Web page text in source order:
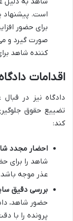
است. پیشنهاد
برای حضور
صورت گیرد و
کننده شاهد
اقدامات
دادگاه نیز در
تضییع حقوق
کند:
احضار مجدد
شاهد را برای
عذر موجه
بررسی دقیق
حضور شاهد،
پرونده را با